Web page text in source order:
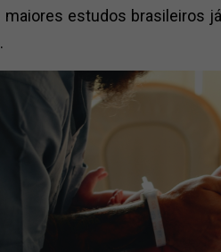
estudos brasileiros